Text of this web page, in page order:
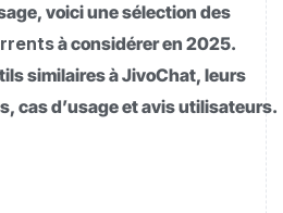
voici une sélection des
à considérer en 2025.
similaires à JivoChat, leurs
cas d’usage et avis utilisateurs.